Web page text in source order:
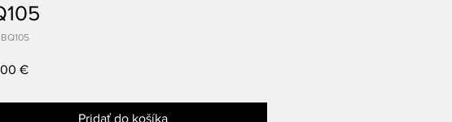
€Price
Pridať do košíka